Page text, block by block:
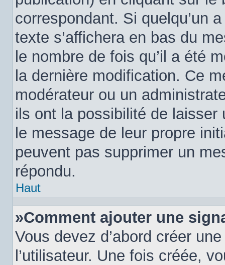
correspondant. Si quelqu’un
texte s’affichera en bas du
le nombre de fois qu’il a été
la dernière modification. Ce
modérateur ou un
ils ont la possibilité de laisser
le message de leur propre
peuvent pas supprimer un
répondu.
Haut
»Comment ajouter une
Vous devez d’abord créer
l’utilisateur. Une fois créée,